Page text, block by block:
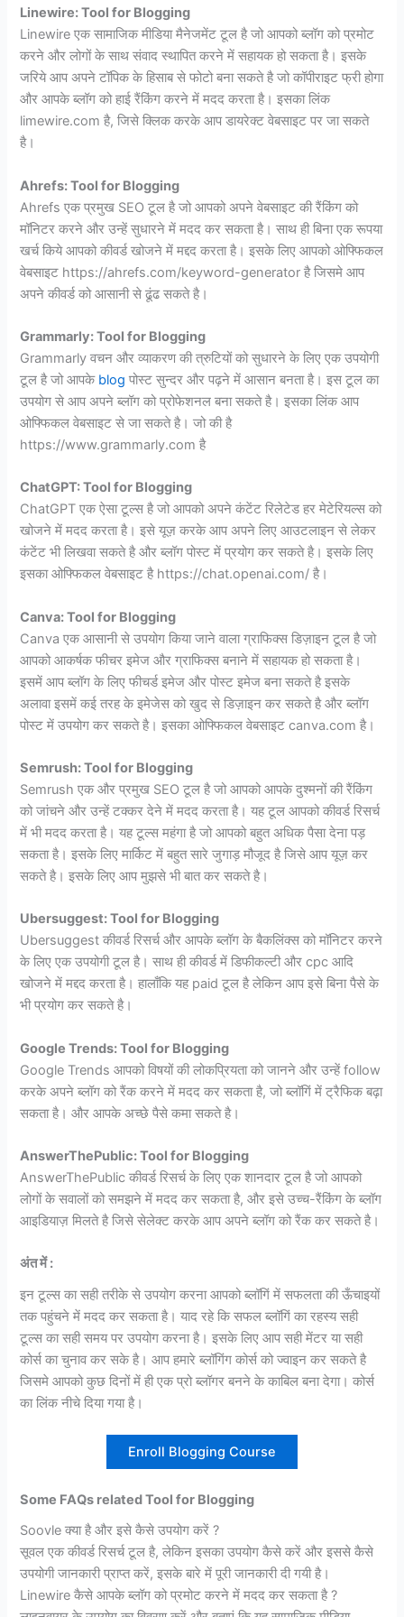
Linewire: Tool for Blogging
Linewire एक सामाजिक मीडिया मैनेजमेंट टूल है जो आपको ब्लॉग को प्रमोट
करने और लोगों के साथ संवाद स्थापित करने में सहायक हो सकता है। इसके
जरिये आप अपने टॉपिक के हिसाब से फोटो बना सकते है जो कॉपीराइट फ्री होगा
और आपके ब्लॉग को हाई रैंकिंग करने में मदद करता है। इसका लिंक
limewire.com है, जिसे क्लिक करके आप डायरेक्ट वेबसाइट पर जा सकते
है।
Ahrefs: Tool for Blogging
Ahrefs एक प्रमुख SEO टूल है जो आपको अपने वेबसाइट की रैंकिंग को
मॉनिटर करने और उन्हें सुधारने में मदद कर सकता है। साथ ही बिना एक रूपया
खर्च किये आपको कीवर्ड खोजने में मद्दद करता है। इसके लिए आपको ओफ्फिकल
वेबसाइट https://ahrefs.com/keyword-generator है जिसमे आप
अपने कीवर्ड को आसानी से ढूंढ सकते है।
Grammarly: Tool for Blogging
Grammarly वचन और व्याकरण की त्रुटियों को सुधारने के लिए एक उपयोगी
टूल है जो आपके blogपोस्ट सुन्दर और पढ़ने में आसान बनता है। इस टूल का
उपयोग से आप अपने ब्लॉग को प्रोफेशनल बना सकते है। इसका लिंक आप
ओफ्फिकल वेबसाइट से जा सकते है। जो की है
https://www.grammarly.com है
ChatGPT: Tool for Blogging
ChatGPT एक ऐसा टूल्स है जो आपको अपने कंटेंट रिलेटेड हर मेटेरियल्स को
खोजने में मदद करता है। इसे यूज़ करके आप अपने लिए आउटलाइन से लेकर
कंटेंट भी लिखवा सकते है और ब्लॉग पोस्ट में प्रयोग कर सकते है। इसके लिए
इसका ओफ्फिकल वेबसाइट है https://chat.openai.com/ है।
Canva: Tool for Blogging
Canva एक आसानी से उपयोग किया जाने वाला ग्राफिक्स डिज़ाइन टूल है जो
आपको आकर्षक फीचर इमेज और ग्राफिक्स बनाने में सहायक हो सकता है।
इसमें आप ब्लॉग के लिए फीचर्ड इमेज और पोस्ट इमेज बना सकते है इसके
अलावा इसमें कई तरह के इमेजेस को खुद से डिज़ाइन कर सकते है और ब्लॉग
पोस्ट में उपयोग कर सकते है। इसका ओफ्फिकल वेबसाइट canva.com है।
Semrush: Tool for Blogging
Semrush एक और प्रमुख SEO टूल है जो आपको आपके दुश्मनों की रैंकिंग
को जांचने और उन्हें टक्कर देने में मदद करता है। यह टूल आपको कीवर्ड रिसर्च
में भी मदद करता है। यह टूल्स महंगा है जो आपको बहुत अधिक पैसा देना पड़
सकता है। इसके लिए मार्किट में बहुत सारे जुगाड़ मौजूद है जिसे आप यूज़ कर
सकते है। इसके लिए आप मुझसे भी बात कर सकते है।
Ubersuggest: Tool for Blogging
Ubersuggest कीवर्ड रिसर्च और आपके ब्लॉग के बैकलिंक्स को मॉनिटर करने
के लिए एक उपयोगी टूल है। साथ ही कीवर्ड में डिफीकल्टी और cpc आदि
खोजने में मद्दद करता है। हालाँकि यह paid टूल है लेकिन आप इसे बिना पैसे के
भी प्रयोग कर सकते है।
Google Trends: Tool for Blogging
Google Trends आपको विषयों की लोकप्रियता को जानने और उन्हें follow
करके अपने ब्लॉग को रैंक करने में मदद कर सकता है, जो ब्लॉगिं में ट्रैफिक बढ़ा
सकता है। और आपके अच्छे पैसे कमा सकते है।
AnswerThePublic: Tool for Blogging
AnswerThePublic कीवर्ड रिसर्च के लिए एक शानदार टूल है जो आपको
लोगों के सवालों को समझने में मदद कर सकता है, और इसे उच्च-रैंकिंग के ब्लॉग
आइडियाज़ मिलते है जिसे सेलेक्ट करके आप अपने ब्लॉग को रैंक कर सकते है।
अंत में :
इन टूल्स का सही तरीके से उपयोग करना आपको ब्लॉगिं में सफलता की ऊँचाइयों
तक पहुंचने में मदद कर सकता है। याद रहे कि सफल ब्लॉगिं का रहस्य सही
टूल्स का सही समय पर उपयोग करना है। इसके लिए आप सही मेंटर या सही
कोर्स का चुनाव कर सके है। आप हमारे ब्लॉगिंग कोर्स को ज्वाइन कर सकते है
जिसमे आपको कुछ दिनों में ही एक प्रो ब्लॉगर बनने के काबिल बना देगा। कोर्स
का लिंक नीचे दिया गया है।
Enroll Blogging Course
Some FAQs related Tool for Blogging
Soovle क्या है और इसे कैसे उपयोग करें ?
सूवल एक कीवर्ड रिसर्च टूल है, लेकिन इसका उपयोग कैसे करें और इससे कैसे
उपयोगी जानकारी प्राप्त करें, इसके बारे में पूरी जानकारी दी गयी है।
Linewire कैसे आपके ब्लॉग को प्रमोट करने में मदद कर सकता है ?